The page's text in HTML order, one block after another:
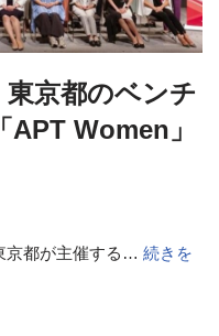
京都のベンチ
Women」
京都が主催する… 続きを